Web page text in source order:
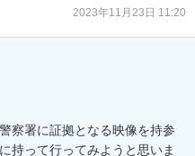
2023年11月23日 11:20
察署に証拠となる映像を持参
持って行ってみようと思いま